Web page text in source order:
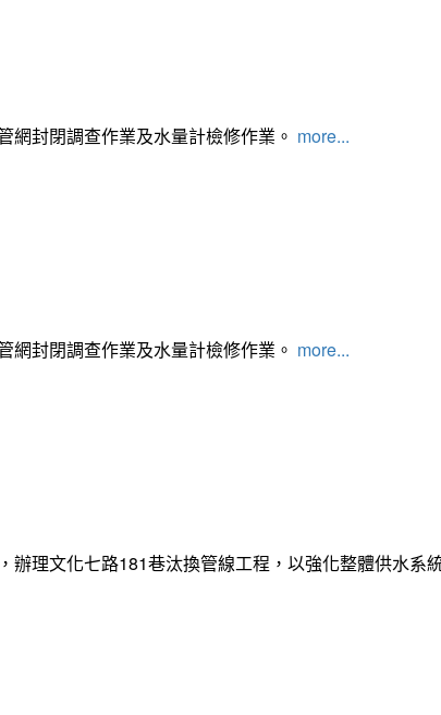
封閉調查作業及水量計檢修作業。 more...
封閉調查作業及水量計檢修作業。 more...
理文化七路181巷汰換管線工程，以強化整體供水系